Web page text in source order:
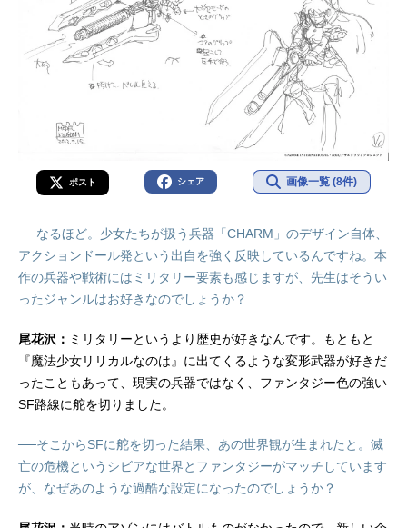
ポスト シェア 画像一覧 (8件)
──なるほど。少女たちが扱う兵器「CHARM」のデザイン自体、
アクションドール発という出自を強く反映しているんですね。本
作の兵器や戦術にはミリタリー要素も感じますが、先生はそうい
ったジャンルはお好きなのでしょうか？
尾花沢： ミリタリーというより歴史が好きなんです。もともと
『魔法少女リリカルなのは』に出てくるような変形武器が好きだ
ったこともあって、現実の兵器ではなく、ファンタジー色の強い
SF路線に舵を切りました。
──そこからSFに舵を切った結果、あの世界観が生まれたと。滅
亡の危機というシビアな世界とファンタジーがマッチしています
が、なぜあのような過酷な設定になったのでしょうか？